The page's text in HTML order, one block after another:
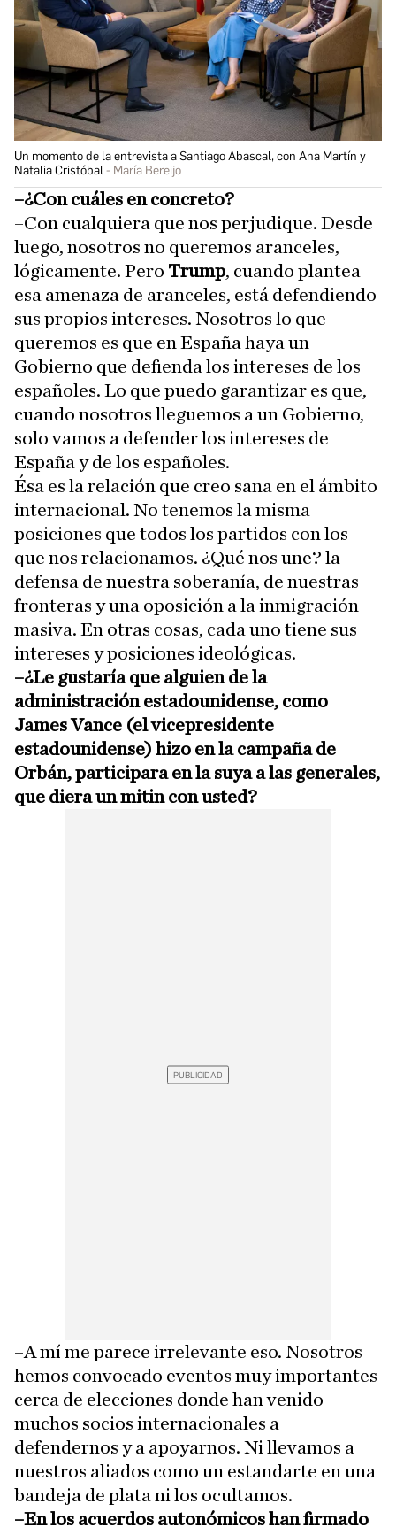
Un momento de la entrevista a Santiago Abascal, con Ana Martín y
Natalia Cristóbal
María Bereijo
–¿Con cuáles en concreto?
–Con cualquiera que nos perjudique. Desde
luego, nosotros no queremos aranceles,
lógicamente. Pero Trump, cuando plantea
esa amenaza de aranceles, está defendiendo
sus propios intereses. Nosotros lo que
queremos es que en España haya un
Gobierno que defienda los intereses de los
españoles. Lo que puedo garantizar es que,
cuando nosotros lleguemos a un Gobierno,
solo vamos a defender los intereses de
España y de los españoles.
Ésa es la relación que creo sana en el ámbito
internacional. No tenemos la misma
posiciones que todos los partidos con los
que nos relacionamos. ¿Qué nos une? la
defensa de nuestra soberanía, de nuestras
fronteras y una oposición a la inmigración
masiva. En otras cosas, cada uno tiene sus
intereses y posiciones ideológicas.
–¿Le gustaría que alguien de la
administración estadounidense, como
James Vance (el vicepresidente
estadounidense) hizo en la campaña de
Orbán, participara en la suya a las generales,
que diera un mitin con usted?
–A mí me parece irrelevante eso. Nosotros
hemos convocado eventos muy importantes
cerca de elecciones donde han venido
muchos socios internacionales a
defendernos y a apoyarnos. Ni llevamos a
nuestros aliados como un estandarte en una
bandeja de plata ni los ocultamos.
–En los acuerdos autonómicos han firmado